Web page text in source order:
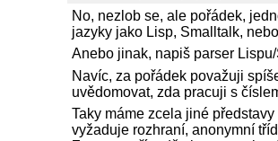
No, nezlob se, ale pořádek,
jazyky jako Lisp, Smalltalk,
Anebo jinak, napiš parser
Navíc, za pořádek považuji
uvědomovat, zda pracuji s
Taky máme zcela jiné
vyžaduje rozhraní, anonymní